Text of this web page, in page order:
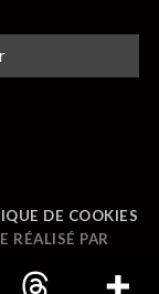
DE COOKIES
RÉALISÉ PAR